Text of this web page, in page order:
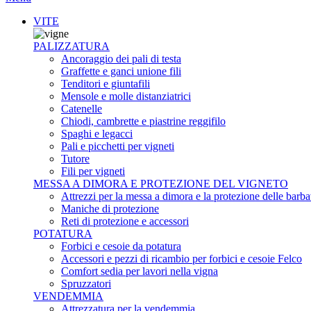
VITE
PALIZZATURA
Ancoraggio dei pali di testa
Graffette e ganci unione fili
Tenditori e giuntafili
Mensole e molle distanziatrici
Catenelle
Chiodi, cambrette e piastrine reggifilo
Spaghi e legacci
Pali e picchetti per vigneti
Tutore
Fili per vigneti
MESSA A DIMORA E PROTEZIONE DEL VIGNETO
Attrezzi per la messa a dimora e la protezione delle
Maniche di protezione
Reti di protezione e accessori
POTATURA
Forbici e cesoie da potatura
Accessori e pezzi di ricambio per forbici e cesoie Felco
Comfort sedia per lavori nella vigna
Spruzzatori
VENDEMMIA
Attrezzatura per la vendemmia